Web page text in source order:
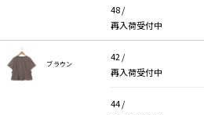
48 /
再入荷受付中
ブラウン
42 /
再入荷受付中
44 /